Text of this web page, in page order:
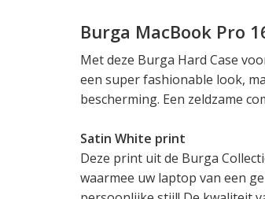
Burga MacBook Pro
Met deze Burga Hard Case
een super fashionable look,
bescherming. Een zeldzame
Satin White print
Deze print uit de Burga
waarmee uw laptop van een